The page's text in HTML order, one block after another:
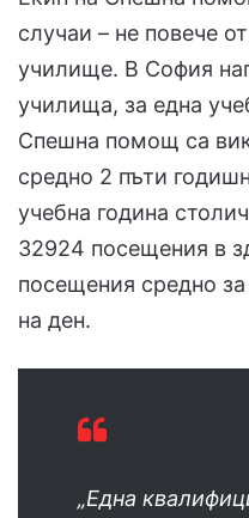
случаи – не повече
училище. В София
училища, за една
Спешна помощ са
средно 2 пъти
учебна година
32924 посещения в
посещения средно
на ден.
„Една